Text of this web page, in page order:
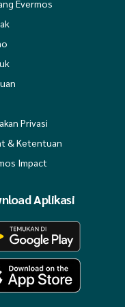
Evermos
Privasi
& Ketentuan
Impact
Aplikasi